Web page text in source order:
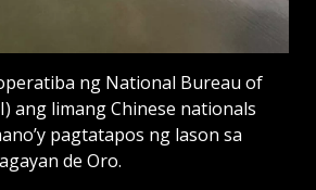
ng National Bureau of
ang limang Chinese nationals
pagtatapos ng lason sa
de Oro.